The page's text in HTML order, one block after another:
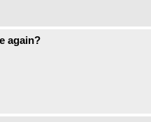
again?